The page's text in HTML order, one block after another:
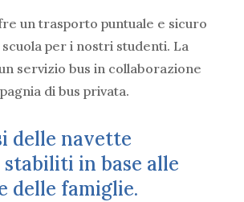
un trasporto puntuale e sicuro
per i nostri studenti. La
servizio bus in collaborazione
di bus privata.
delle navette
in base alle
delle famiglie.